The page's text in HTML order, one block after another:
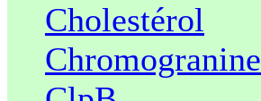
Cholestérol
Chromogranine